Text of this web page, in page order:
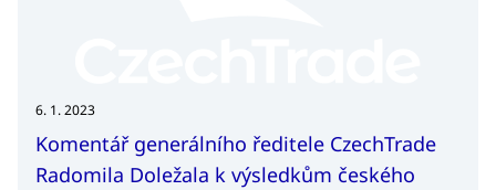
6. 1. 2023
Komentář generálního ředitele CzechTrade
Radomila Doležala k výsledkům českého